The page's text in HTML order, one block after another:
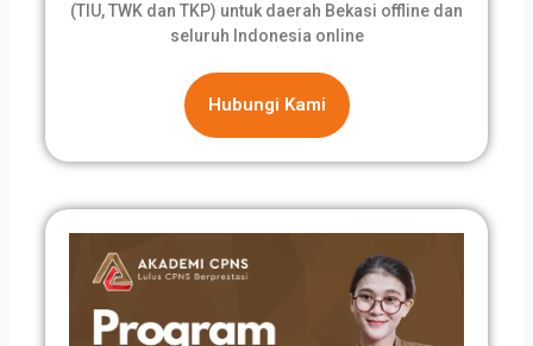
(TIU, TWK dan TKP) untuk daerah Bekasi offline dan
seluruh Indonesia online
Hubungi Kami